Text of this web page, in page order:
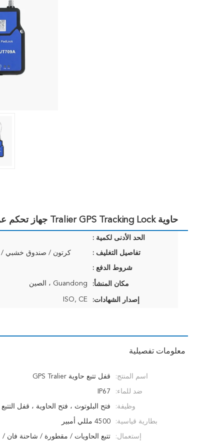
حاوية Tralier GPS Tracking Lock جهاز تحكم عن بعد قائم على الويب للمراقبة
الحد الأدنى لكمية :
تفاصيل التغليف : كرتون / صندوق خشبي
شروط الدفع :
مكان المنشأ: Guandong ، الصين
إصدار الشهادات: ISO, CE
معلومات تفصيلية
اسم المنتج: قفل تتبع حاوية GPS Tralier
ضد للماء: IP67
وظيفة: فتح البلوتوث ، فتح الحاوية ، قفل التتبع
بطارية قياسية: 4500 مللي أمبير
إستعمال: تتبع الحاويات / مقطورة / شاحنة فان /